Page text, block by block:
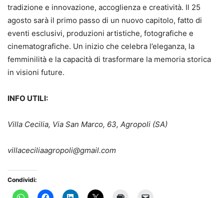
tradizione e innovazione, accoglienza e creatività. Il 25
agosto sarà il primo passo di un nuovo capitolo, fatto di
eventi esclusivi, produzioni artistiche, fotografiche e
cinematografiche. Un inizio che celebra l’eleganza, la
femminilità e la capacità di trasformare la memoria storica
in visioni future.
INFO UTILI:
Villa Cecilia, Via San Marco, 63, Agropoli (SA)
villaceciliaagropoli@gmail.com
Condividi: